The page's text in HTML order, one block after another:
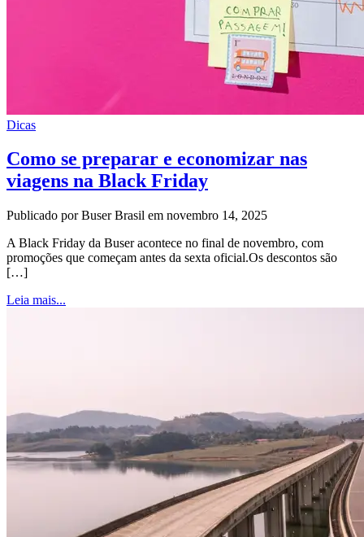
Dicas
Como se preparar e economizar nas
viagens na Black Friday
Publicado por Buser Brasil em novembro 14, 2025
A Black Friday da Buser acontece no final de novembro, com
promoções que começam antes da sexta oficial.Os descontos são
[…]
Leia mais...